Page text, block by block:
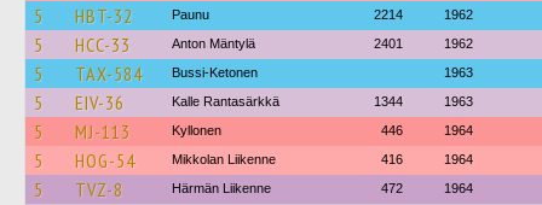
5 HBT-32 Paunu 2214 1962
5 HCC-33 Anton Mäntylä 2401 1962
5 TAX-584 Bussi-Ketonen 1963
5 EIV-36 Kalle Rantasärkkä 1344 1963
5 MJ-113 Kyllonen 446 1964
5 HOG-54 Mikkolan Liikenne 416 1964
5 TVZ-8 Härmän Liikenne 472 1964